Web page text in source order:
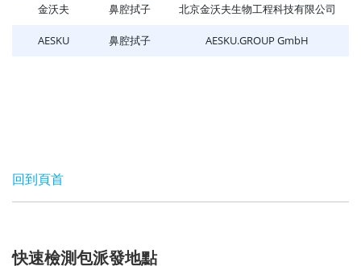
金沃夫 鼻腔拭子 北京金沃夫生物工程科技有限公司
AESKU 鼻腔拭子 AESKU.GROUP GmbH
回到頁首
快速檢測包派發地點